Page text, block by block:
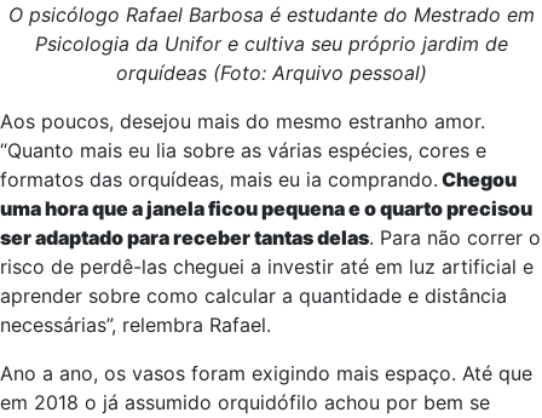
O psicólogo Rafael Barbosa é estudante do Mestrado em
Psicologia da Unifor e cultiva seu próprio jardim de
orquídeas (Foto: Arquivo pessoal)
Aos poucos, desejou mais do mesmo estranho amor.
“Quanto mais eu lia sobre as várias espécies, cores e
formatos das orquídeas, mais eu ia comprando. Chegou
uma hora que a janela ficou pequena e o quarto precisou
ser adaptado para receber tantas delas. Para não correr o
risco de perdê-las cheguei a investir até em luz artificial e
aprender sobre como calcular a quantidade e distância
necessárias”, relembra Rafael.
Ano a ano, os vasos foram exigindo mais espaço. Até que
em 2018 o já assumido orquidófilo achou por bem se